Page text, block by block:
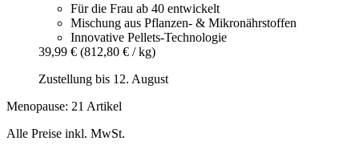
Für die Frau ab 40 entwickelt
Mischung aus Pflanzen- & Mikronährstoffen
Innovative Pellets-Technologie
39,99 € (812,80 € / kg)
Zustellung bis 12. August
Menopause: 21 Artikel
Alle Preise inkl. MwSt.